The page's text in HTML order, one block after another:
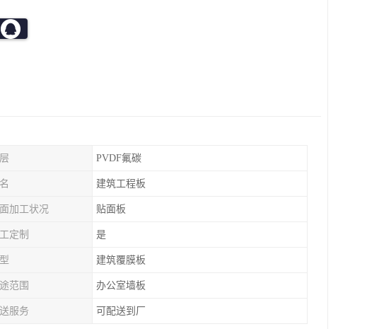
PVDF氟碳
建筑工程板
加工状况 贴面板
定制 是
建筑覆膜板
范围 办公室墙板
服务 可配送到厂